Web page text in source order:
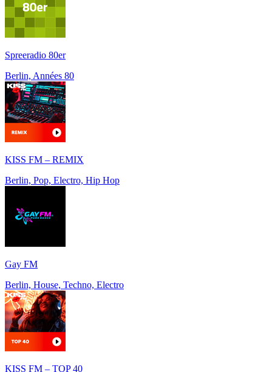
Spreeradio 80er
Berlin, Années 80
KISS FM – REMIX
Berlin, Pop, Electro, Hip Hop
Gay FM
Berlin, House, Techno, Electro
KISS FM – TOP 40